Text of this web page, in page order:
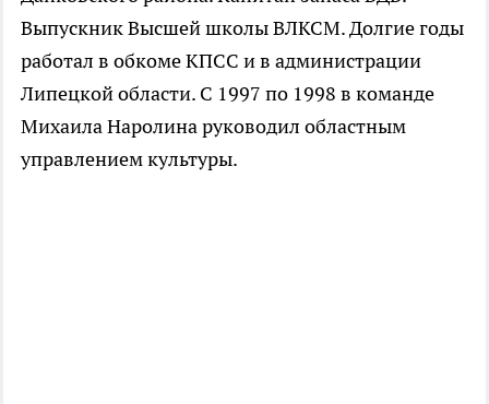
Выпускник Высшей школы ВЛКСМ. Долгие годы
работал в обкоме КПСС и в администрации
Липецкой области. С 1997 по 1998 в команде
Михаила Наролина руководил областным
управлением культуры.